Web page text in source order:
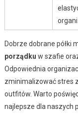
Dobrze dobrane półki
porządku w szafie
Odpowiednia
zminimalizować stres
outfitów. Warto
najlepsze dla naszych